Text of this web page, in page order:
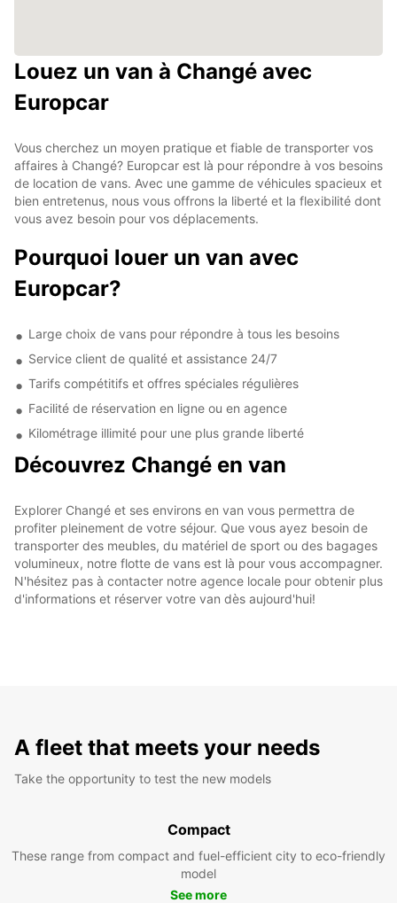
Louez un van à Changé avec
Europcar
Vous cherchez un moyen pratique et fiable de transporter vos
affaires à Changé? Europcar est là pour répondre à vos besoins
de location de vans. Avec une gamme de véhicules spacieux et
bien entretenus, nous vous offrons la liberté et la flexibilité dont
vous avez besoin pour vos déplacements.
Pourquoi louer un van avec
Europcar?
Large choix de vans pour répondre à tous les besoins
Service client de qualité et assistance 24/7
Tarifs compétitifs et offres spéciales régulières
Facilité de réservation en ligne ou en agence
Kilométrage illimité pour une plus grande liberté
Découvrez Changé en van
Explorer Changé et ses environs en van vous permettra de
profiter pleinement de votre séjour. Que vous ayez besoin de
transporter des meubles, du matériel de sport ou des bagages
volumineux, notre flotte de vans est là pour vous accompagner.
N'hésitez pas à contacter notre agence locale pour obtenir plus
d'informations et réserver votre van dès aujourd'hui!
A fleet that meets your needs
Take the opportunity to test the new models
Compact
These range from compact and fuel-efficient city to eco-friendly
model
See more